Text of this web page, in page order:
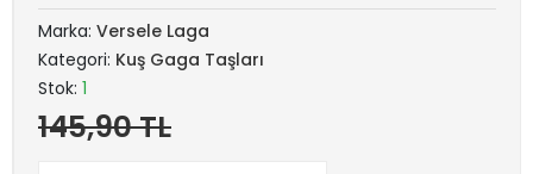
Marka: Versele Laga
Kategori: Kuş Gaga Taşları
Stok: 1
145,90 TL